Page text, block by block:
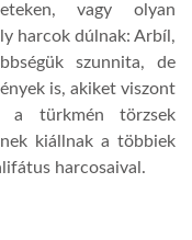
vagy olyan
harcok dúlnak: Arbíl,
szunnita, de
is, akiket viszont
a türkmén törzsek
kiállnak a többiek
harcosaival.